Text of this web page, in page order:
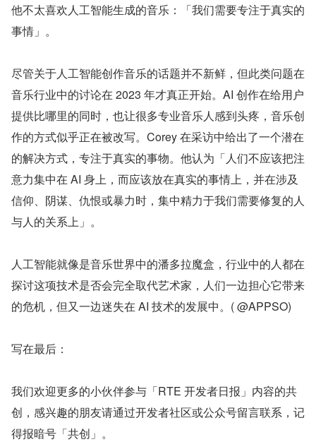
他不太喜欢人工智能生成的音乐：「我们需要专注于真实的
事情」。
尽管关于人工智能创作音乐的话题并不新鲜，但此类问题在
音乐行业中的讨论在 2023 年才真正开始。AI 创作在给用户
提供比哪里的同时，也让很多专业音乐人感到头疼，音乐创
作的方式似乎正在被改写。Corey 在采访中给出了一个潜在
的解决方式，专注于真实的事物。他认为「人们不应该把注
意力集中在 AI 身上，而应该放在真实的事情上，并在涉及
信仰、阴谋、仇恨或暴力时，集中精力于我们需要修复的人
与人的关系上」。
人工智能就像是音乐世界中的潘多拉魔盒，行业中的人都在
探讨这项技术是否会完全取代艺术家，人们一边担心它带来
的危机，但又一边迷失在 AI 技术的发展中。( @APPSO)
写在最后：
我们欢迎更多的小伙伴参与「RTE 开发者日报」内容的共
创，感兴趣的朋友请通过开发者社区或公众号留言联系，记
得报暗号「共创」。